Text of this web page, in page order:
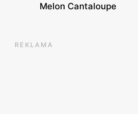
Melon Cantaloupe
REKLAMA